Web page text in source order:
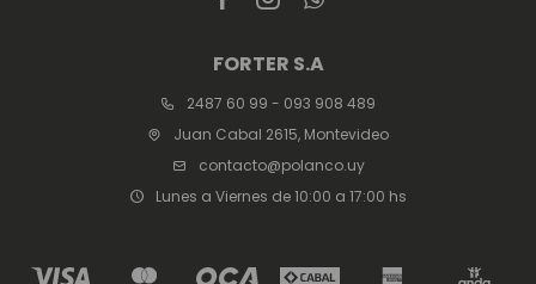
FORTER S.A
2487 60 99 - 093 908 489
Juan Cabal 2615, Montevideo
contacto@polanco.uy
Lunes a Viernes de 10:00 a 17:00 hs